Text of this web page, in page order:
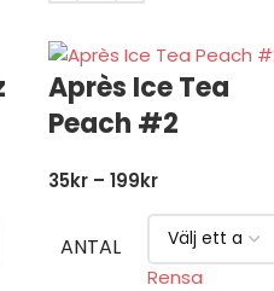
Après Ice Tea
Peach #2
35kr – 199kr
ANTAL
Rensa